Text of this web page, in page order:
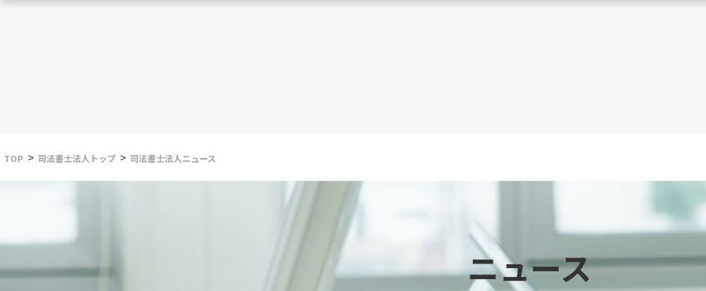
TOP > 司法書士法人トップ > 司法書士法人ニュース
ニュース